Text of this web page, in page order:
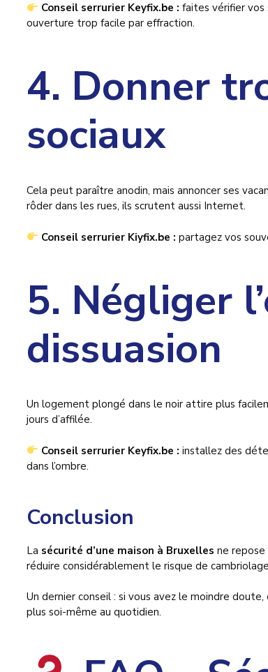
Conseil serrurier Keyfix.be : faites vérifier
ouverture trop facile par effraction.
4. Donner
sociaux
Cela peut paraître anodin, mais annoncer ses
rôder dans les rues, ils scrutent aussi Internet.
Conseil serrurier Kiyfix.be : partagez vos
5. Négliger
dissuasion
Un logement plongé dans le noir attire plus
jours d’affilée.
Conseil serrurier Keyfix.be : installez des
dans l’ombre.
Conclusion
La sécurité d’une maison à Bruxelles ne repose
réduire considérablement le risque de
Un dernier conseil : si vous avez le moindre doute,
plus soi-même au quotidien.